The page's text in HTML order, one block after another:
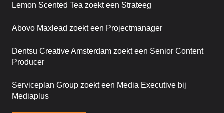
Lemon Scented Tea zoekt een Strateeg
Abovo Maxlead zoekt een Projectmanager
Dentsu Creative Amsterdam zoekt een Senior Content
Producer
Serviceplan Group zoekt een Media Executive bij
Mediaplus